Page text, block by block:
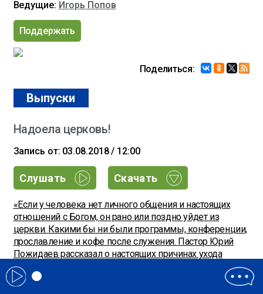
Ведущие: Игорь Попов
Поддержать
Поделиться:
Выпуски
Надоела церковь!
Запись от: 03.08.2018 / 12:00
Слушать Скачать
«Если у человека нет личного общения и настоящих
отношений с Богом, он рано или поздно уйдет из
церкви. Какими бы ни были программы, конференции,
прославление и кофе после служения. Пастор Юрий
Пожидаев рассказал о настоящих причинах ухода
людей из поместных общин.
Передача: Программа Б